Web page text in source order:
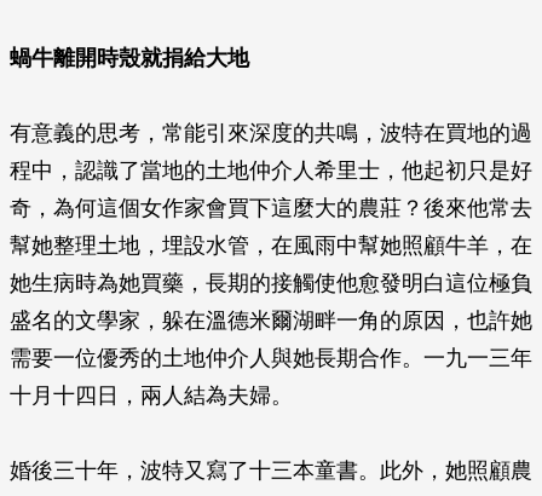
蝸牛離開時殼就捐給大地
有意義的思考，常能引來深度的共鳴，波特在買地的過
程中，認識了當地的土地仲介人希里士，他起初只是好
奇，為何這個女作家會買下這麼大的農莊？後來他常去
幫她整理土地，埋設水管，在風雨中幫她照顧牛羊，在
她生病時為她買藥，長期的接觸使他愈發明白這位極負
盛名的文學家，躲在溫德米爾湖畔一角的原因，也許她
需要一位優秀的土地仲介人與她長期合作。一九一三年
十月十四日，兩人結為夫婦。
婚後三十年，波特又寫了十三本童書。此外，她照顧農